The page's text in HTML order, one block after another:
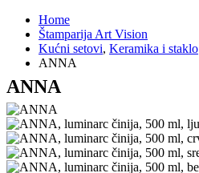
Home
Štamparija Art Vision
Kućni setovi, Keramika i staklo
ANNA
ANNA